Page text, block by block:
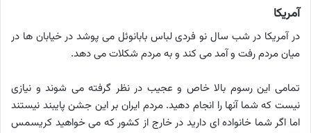
آمریکا
در آمریکا در شب سال نو فردی لباس بابانوئل می پوشد در خیابان ها در
میان مردم رفت و آمد می کند و به مردم شکلات می دهد.
تمامی این رسوم بالا خاص و عجیب در نظر گرفته می شوند و نیازی
نیست که شما آنها را انجام دهید. مردم ایران بر این جشن پایبند نیستند
اما اگر شما خانواده ای دارید در خارج از کشور که می خواهید کریسمس